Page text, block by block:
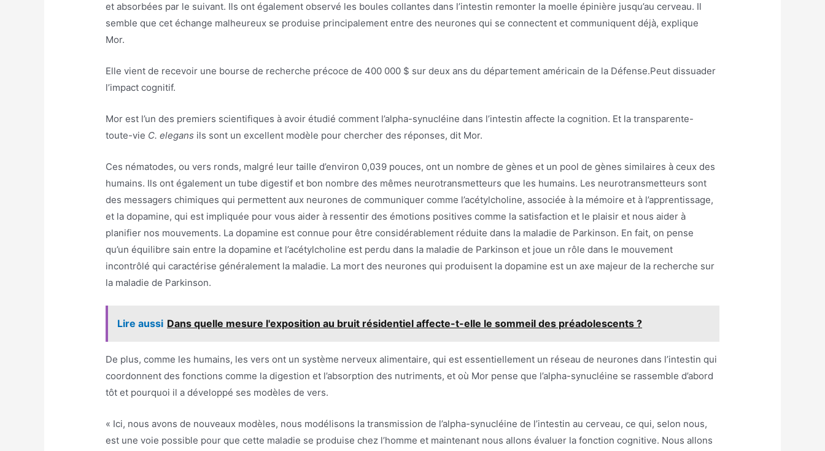
et absorbées par le suivant. Ils ont également observé les boules collantes dans l’intestin remonter la moelle épinière jusqu’au cerveau. Il
semble que cet échange malheureux se produise principalement entre des neurones qui se connectent et communiquent déjà, explique
Mor.
Elle vient de recevoir une bourse de recherche précoce de 400 000 $ sur deux ans du département américain de la Défense.Peut dissuader
l’impact cognitif.
Mor est l’un des premiers scientifiques à avoir étudié comment l’alpha-synucléine dans l’intestin affecte la cognition. Et la transparente-
toute-vie C. elegans ils sont un excellent modèle pour chercher des réponses, dit Mor.
Ces nématodes, ou vers ronds, malgré leur taille d’environ 0,039 pouces, ont un nombre de gènes et un pool de gènes similaires à ceux des
humains. Ils ont également un tube digestif et bon nombre des mêmes neurotransmetteurs que les humains. Les neurotransmetteurs sont
des messagers chimiques qui permettent aux neurones de communiquer comme l’acétylcholine, associée à la mémoire et à l’apprentissage,
et la dopamine, qui est impliquée pour vous aider à ressentir des émotions positives comme la satisfaction et le plaisir et nous aider à
planifier nos mouvements. La dopamine est connue pour être considérablement réduite dans la maladie de Parkinson. En fait, on pense
qu’un équilibre sain entre la dopamine et l’acétylcholine est perdu dans la maladie de Parkinson et joue un rôle dans le mouvement
incontrôlé qui caractérise généralement la maladie. La mort des neurones qui produisent la dopamine est un axe majeur de la recherche sur
la maladie de Parkinson.
Lire aussi Dans quelle mesure l'exposition au bruit résidentiel affecte-t-elle le sommeil des préadolescents ?
De plus, comme les humains, les vers ont un système nerveux alimentaire, qui est essentiellement un réseau de neurones dans l’intestin qui
coordonnent des fonctions comme la digestion et l’absorption des nutriments, et où Mor pense que l’alpha-synucléine se rassemble d’abord
tôt et pourquoi il a développé ses modèles de vers.
« Ici, nous avons de nouveaux modèles, nous modélisons la transmission de l’alpha-synucléine de l’intestin au cerveau, ce qui, selon nous,
est une voie possible pour que cette maladie se produise chez l’homme et maintenant nous allons évaluer la fonction cognitive. Nous allons